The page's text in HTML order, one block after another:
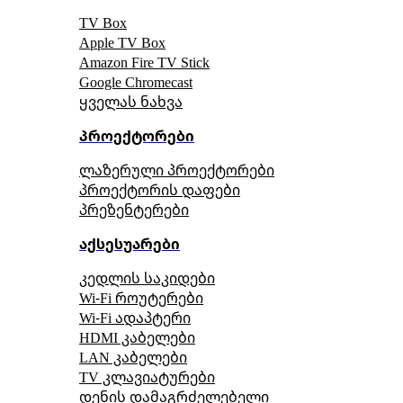
TV Box
Apple TV Box
Amazon Fire TV Stick
Google Chromecast
ყველას ნახვა
პროექტორები
ლაზერული პროექტორები
პროექტორის დაფები
პრეზენტერები
აქსესუარები
კედლის საკიდები
Wi-Fi როუტერები
Wi-Fi ადაპტერი
HDMI კაბელები
LAN კაბელები
TV კლავიატურები
დენის დამაგრძელებელი